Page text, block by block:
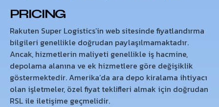
PRICING
Rakuten Super Logistics’in web sitesinde fiyatlandırma
bilgileri genellikle doğrudan paylaşılmamaktadır.
Ancak, hizmetlerin maliyeti genellikle iş hacmine,
depolama alanına ve ek hizmetlere göre değişiklik
göstermektedir. Amerika’da ara depo kiralama ihtiyacı
olan işletmeler, özel fiyat teklifleri almak için doğrudan
RSL ile iletişime geçmelidir.